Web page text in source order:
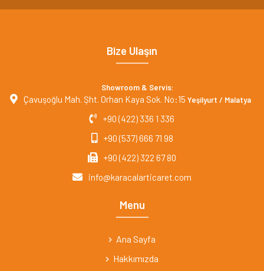
Bize Ulaşın
Showroom & Servis:
Çavuşoğlu Mah. Şht. Orhan Kaya Sok. No:15 Yeşilyurt / Malatya
+90 (422) 336 1 336
+90 (537) 666 71 98
+90 (422) 322 67 80
info@karacalarticaret.com
Menu
Ana Sayfa
Hakkımızda